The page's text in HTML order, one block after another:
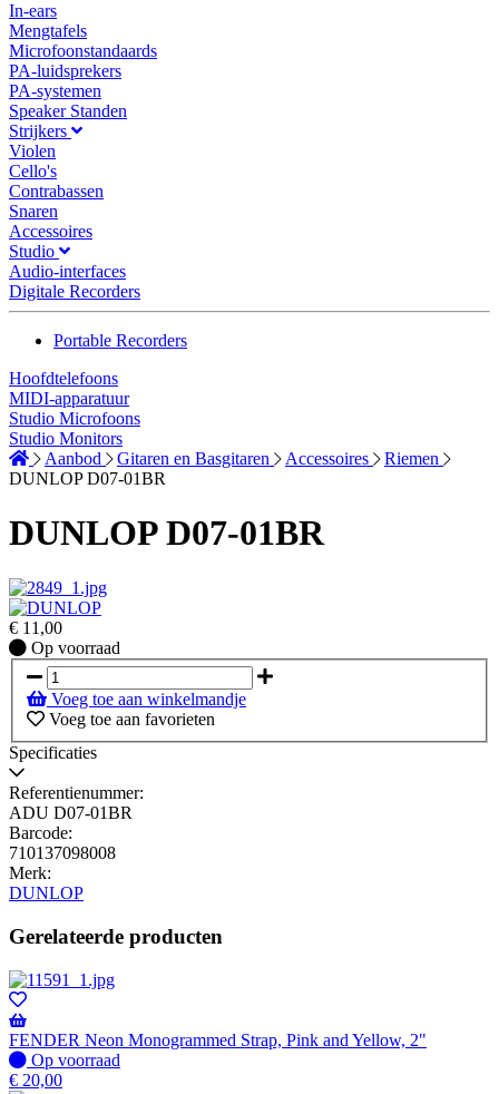
In-ears
Mengtafels
Microfoonstandaards
PA-luidsprekers
PA-systemen
Speaker Standen
Strijkers
Violen
Cello's
Contrabassen
Snaren
Accessoires
Studio
Audio-interfaces
Digitale Recorders
Portable Recorders
Hoofdtelefoons
MIDI-apparatuur
Studio Microfoons
Studio Monitors
Aanbod
Gitaren en Basgitaren Accessoires
Riemen
DUNLOP D07-01BR
DUNLOP D07-01BR
€ 11,00
Op
voorraad
Op voorraad
Voeg toe aan winkelmandje
Voeg toe aan favorieten
Specificaties
Referentienummer:
ADU D07-01BR
Barcode:
710137098008
Merk:
DUNLOP
Gerelateerde producten
FENDER Neon Monogrammed Strap, Pink and Yellow, 2"
Op
voorraad
Op voorraad
€ 20,00